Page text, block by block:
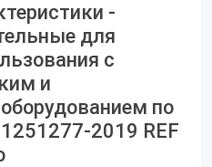
-
для
с
и
по
2019 REF